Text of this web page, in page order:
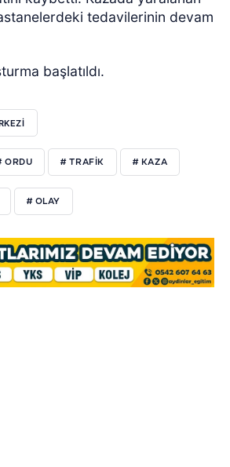
tedavilerinin devam
başlatıldı.
ORDU # TRAFİK # KAZA
# OLAY